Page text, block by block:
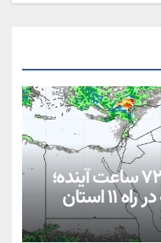
وضعیت جوی کشور در ۷۲ ساعت آینده؛
استان